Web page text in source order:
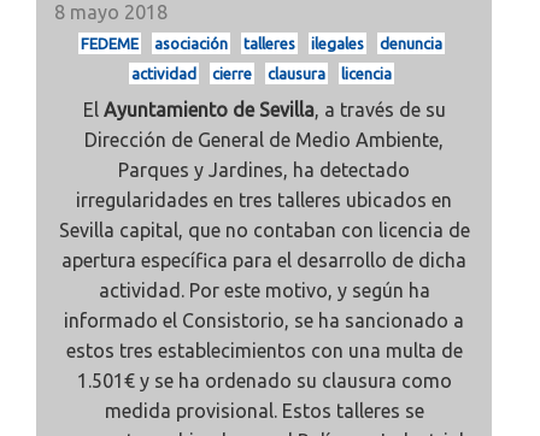
8 mayo 2018
FEDEME asociación talleres ilegales
denuncia
actividad
cierre clausura licencia
El Ayuntamiento de Sevilla, a través de su
Dirección de General de Medio Ambiente,
Parques y Jardines, ha detectado
irregularidades en tres talleres ubicados en
Sevilla capital, que no contaban con licencia de
apertura específica para el desarrollo de dicha
actividad. Por este motivo, y según ha
informado el Consistorio, se ha sancionado a
estos tres establecimientos con una multa de
1.501€ y se ha ordenado su clausura como
medida provisional. Estos talleres se